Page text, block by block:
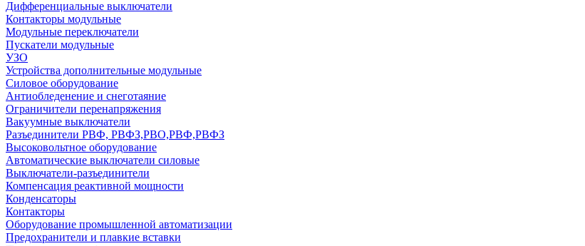
Дифференциальные выключатели
Контакторы модульные
Модульные переключатели
Пускатели модульные
УЗО
Устройства дополнительные модульные
Силовое оборудование
Антиобледенение и снеготаяние
Ограничители перенапряжения
Вакуумные выключатели
Разъединители РВФ, РВФЗ,РВО,РВФ,РВФЗ
Высоковольтное оборудование
Автоматические выключатели cиловые
Выключатели-разъединители
Компенсация реактивной мощности
Конденсаторы
Контакторы
Оборудование промышленной автоматизации
Предохранители и плавкие вставки